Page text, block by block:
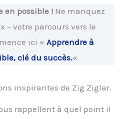
en possible ! Ne manquez
– votre parcours vers le
ici « Apprendre à
clé du succès.«
inspirantes de Zig Ziglar.
rappellent à quel point il